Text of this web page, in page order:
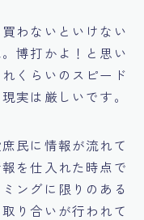
わないといけない
博打かよ！と思い
くらいのスピード
実は厳しいです。
民に情報が流れて
を仕入れた時点で
ングに限りのある
り合いが行われて